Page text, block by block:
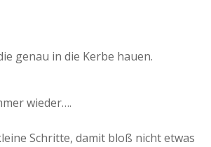
genau in die Kerbe hauen.
wieder….
Schritte, damit bloß nicht etwas